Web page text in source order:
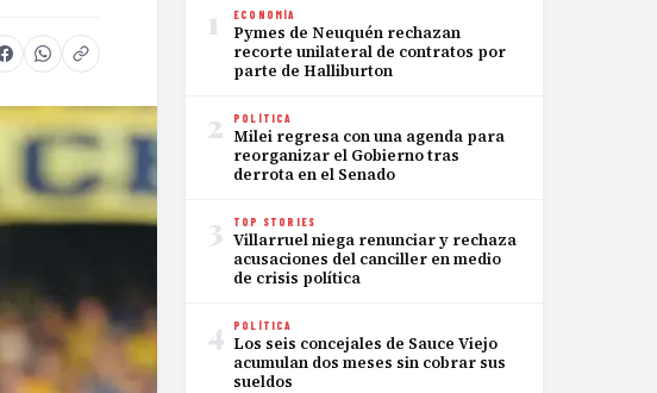
1 ECONOMÍA
Pymes de Neuquén rechazan
recorte unilateral de contratos por
parte de Halliburton
2 POLÍTICA
Milei regresa con una agenda para
reorganizar el Gobierno tras
derrota en el Senado
3 TOP STORIES
Villarruel niega renunciar y rechaza
acusaciones del canciller en medio
de crisis política
4 POLÍTICA
Los seis concejales de Sauce Viejo
acumulan dos meses sin cobrar sus
sueldos